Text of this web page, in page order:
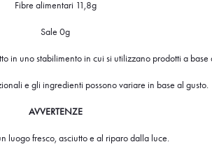
Fibre alimentari 11,8g
Sale 0g
in uno stabilimento in cui si utilizzano prodotti a base
e gli ingredienti possono variare in base al gusto.
AVVERTENZE
luogo fresco, asciutto e al riparo dalla luce.